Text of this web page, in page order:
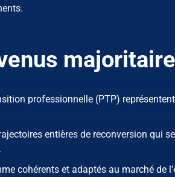
professionnelle (PTP) représentent
entières de reconversion qui se
cohérents et adaptés au marché de